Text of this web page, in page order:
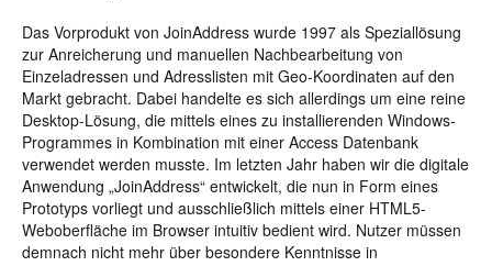
Das Vorprodukt von JoinAddress wurde 1997 als Speziallösung
zur Anreicherung und manuellen Nachbearbeitung von
Einzeladressen und Adresslisten mit Geo-Koordinaten auf den
Markt gebracht. Dabei handelte es sich allerdings um eine reine
Desktop-Lösung, die mittels eines zu installierenden Windows-
Programmes in Kombination mit einer Access Datenbank
verwendet werden musste. Im letzten Jahr haben wir die digitale
Anwendung „JoinAddress“ entwickelt, die nun in Form eines
Prototyps vorliegt und ausschließlich mittels einer HTML5-
Weboberfläche im Browser intuitiv bedient wird. Nutzer müssen
demnach nicht mehr über besondere Kenntnisse in